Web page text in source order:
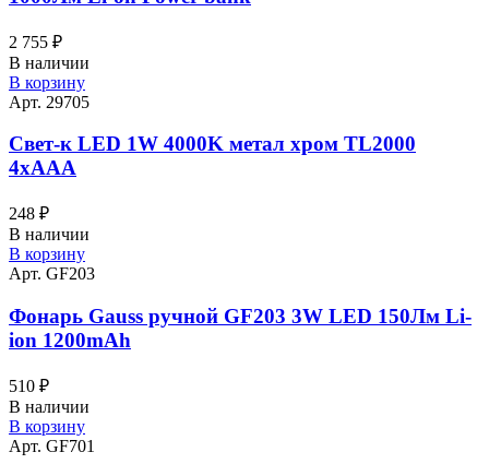
2 755 ₽
В наличии
В корзину
Арт. 29705
Свет-к LED 1W 4000K метал хром TL2000
4хААА
248 ₽
В наличии
В корзину
Арт. GF203
Фонарь Gauss ручной GF203 3W LED 150Лм Li-
ion 1200mAh
510 ₽
В наличии
В корзину
Арт. GF701